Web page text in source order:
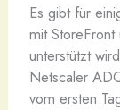
Es gibt für
mit
unterstützt
Netscaler
vom ersten